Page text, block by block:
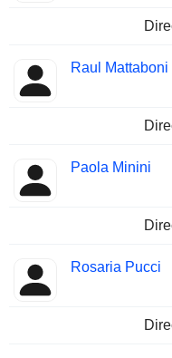
Raul Mattaboni
Paola Minini
Rosaria Pucci